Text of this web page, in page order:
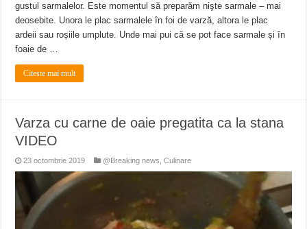
gustul sarmalelor. Este momentul să preparăm nişte sarmale – mai
deosebite. Unora le plac sarmalele în foi de varză, altora le plac
ardeii sau roșiile umplute. Unde mai pui că se pot face sarmale și în
foaie de …
Citeste mai mult
Varza cu carne de oaie pregatita ca la stana
VIDEO
23 octombrie 2019 @Breaking news ,Culinare